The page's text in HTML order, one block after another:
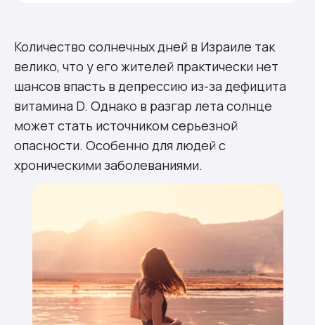
Количество солнечных дней в Израиле так
велико, что у его жителей практически нет
шансов впасть в депрессию из-за дефицита
витамина D. Однако в разгар лета солнце
может стать источником серьезной
опасности. Особенно для людей с
хроническими заболеваниями.